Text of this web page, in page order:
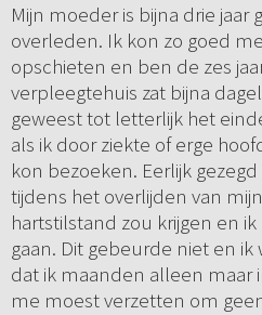
Mijn moeder is bijna drie
overleden. Ik kon zo goed
opschieten en ben de zes
verpleegtehuis zat bijna
geweest tot letterlijk het
als ik door ziekte of erge
kon bezoeken. Eerlijk
tijdens het overlijden van
hartstilstand zou krijgen en
gaan. Dit gebeurde niet en
dat ik maanden alleen maar
me moest verzetten om